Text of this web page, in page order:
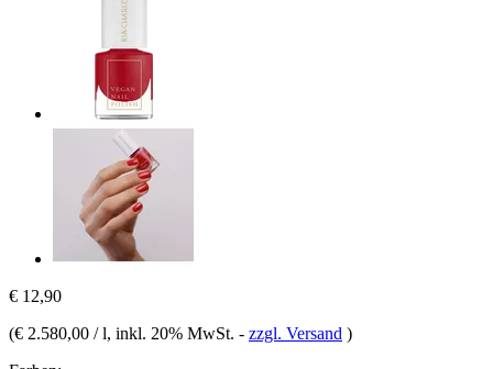
€ 12,90
(€ 2.580,00 / l, inkl. 20% MwSt. - zzgl. Versand )